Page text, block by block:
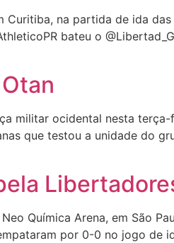
Curitiba, na partida de ida
bateu o
militar ocidental nesta
que testou a unidade do
Química Arena, em São
por 0-0 no jogo de